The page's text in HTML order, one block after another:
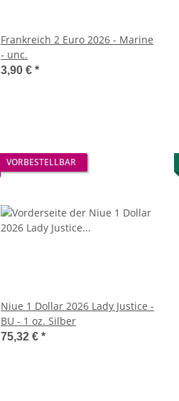
Frankreich 2 Euro 2026 - Marine
- unc.
3,90 € *
VORBESTELLBAR
Niue 1 Dollar 2026 Lady Justice -
BU - 1 oz. Silber
75,32 € *